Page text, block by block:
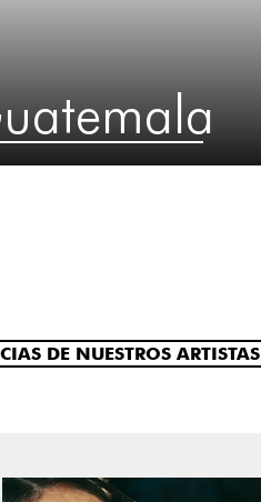
DE NUESTROS ARTISTAS